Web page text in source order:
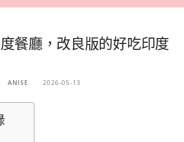
餐廳，改良版的好吃印度
ANISE 2026-05-13